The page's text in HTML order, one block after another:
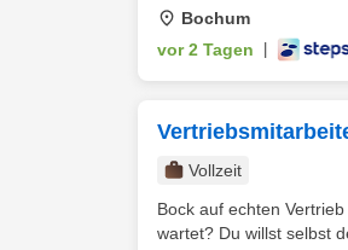
Bochum
vor 2 Tagen
Vollzeit
Bock auf echten
wartet? Du willst selbst